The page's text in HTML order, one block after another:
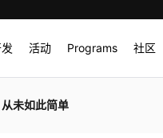
活动 Programs 社区
未如此简单